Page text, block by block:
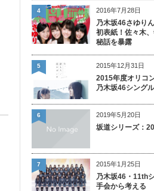
2016年7月28日
乃木坂46さゆり
初表紙！佐々木
秘話を暴露
4
2015年12月31日
2015年度オリコ
乃木坂46シング
5
2019年5月20日
坂道シリーズ：
6
2015年1月25日
乃木坂46・11th
手会から考える
7